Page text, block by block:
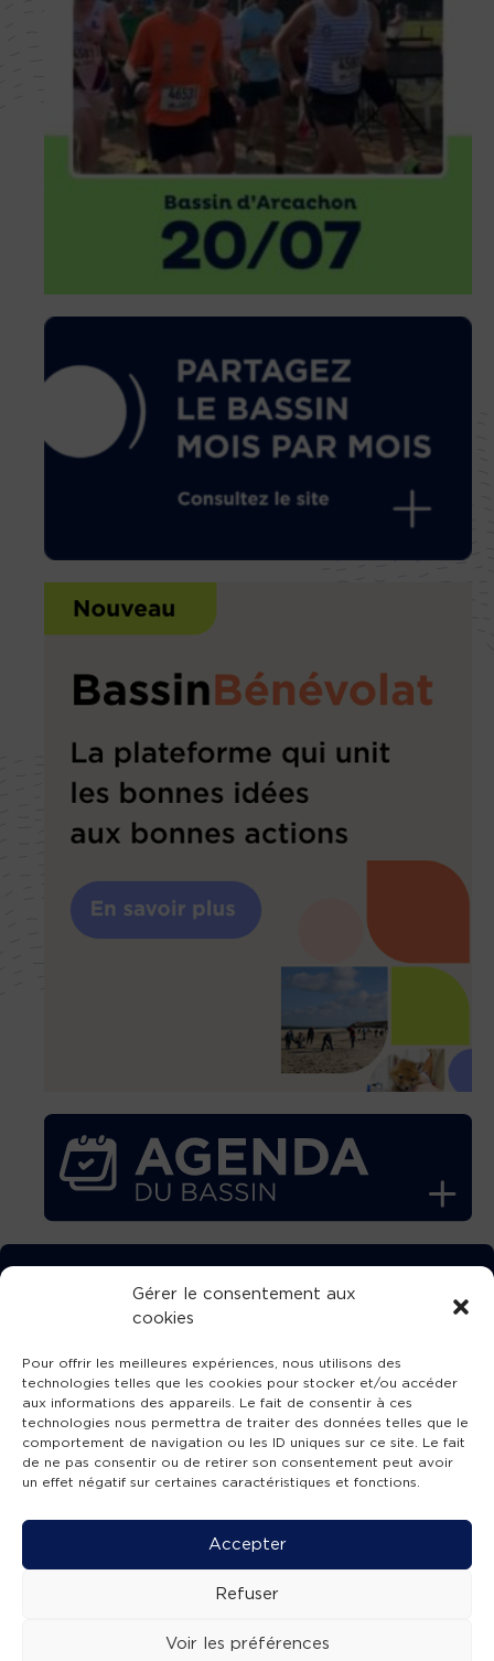
Gérer le consentement aux
cookies
Pour offrir les meilleures expériences, nous utilisons des
technologies telles que les cookies pour stocker et/ou accéder
aux informations des appareils. Le fait de consentir à ces
technologies nous permettra de traiter des données telles que le
comportement de navigation ou les ID uniques sur ce site. Le fait
de ne pas consentir ou de retirer son consentement peut avoir
un effet négatif sur certaines caractéristiques et fonctions.
Accepter
Refuser
Voir les préférences
TÉLÉCHARGEZ GRATUITEMENT
L’APPLICATION TVBA !
SUIVEZ-NOUS !
Mentions légales -Accessibilité